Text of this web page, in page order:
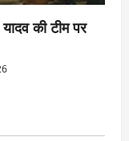
की टीम पर